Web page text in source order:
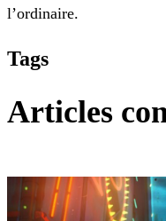
l’ordinaire.
Tags
Articles